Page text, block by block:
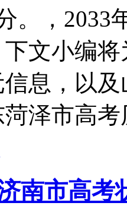
。，2033
文小编
息，以
泽市高
南市高